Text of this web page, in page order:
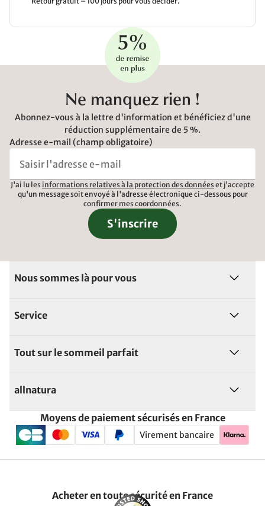
Ne manquez rien !
Abonnez-vous à la lettre d'information et bénéficiez d'une
réduction supplémentaire de 5 %.
Adresse e-mail (champ obligatoire)
J'ai lu les informations relatives à la protection des données et j'accepte
qu'un message soit envoyé à l'adresse électronique ci-dessous pour
confirmer mes coordonnées.
S'inscrire
Nous sommes là pour vous
Service
Tout sur le sommeil parfait
allnatura
Moyens de paiement sécurisés en France
Virement bancaire
Acheter en toute sécurité en France